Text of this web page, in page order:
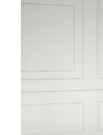
que combine
puede resultar
Fotografía
Las imágenes
cualquier
puede ayudar a